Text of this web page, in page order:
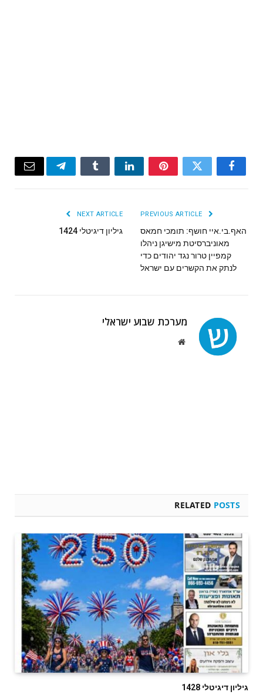
Facebook
Twitter
Pinterest
LinkedIn
Tumblr
Telegram
Email
האף.בי.איי חושף: תומכי חמאס
מאוניברסיטת מישיגן ניהלו
קמפיין טרור נגד יהודים כדי
לנתק את הקשרים עם ישראל
NEXT ARTICLE
גיליון דיגיטלי 1424
מערכת שבוע ישראלי
Website
RELATED POSTS
גיליון דיגיטלי 1428